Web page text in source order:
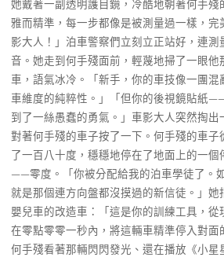
她戴著一副透明護目鏡，冷酷地朝著何手殘
雅而精準，每一步都像是被測量過一樣，完
影大人！」泊車警察們立刻立正站好，連測
音。她走到何手殘面前，輕蔑地掃了一眼他
車，語氣冰冷。「新手，你的車技像一團混
車維度的純粹性。」「但你的後視鏡貼紙
到了一絲愚蠢的勇氣。」車影大人突然掏出
對著何手殘的車子按了一下。何手殘的車子
了一百八十度，穩穩地停在了地面上的一個
——零度。「你被分配給我的泊車學徒了。
就是那個連方向盤都沒摸過的新信徒。」她
嬰兒車的改造車：「這是你的訓練工具，從
在零點零零一秒內，將這輛車精準停入對面
何手殘看著那輛閃閃發光、還在播放《小星